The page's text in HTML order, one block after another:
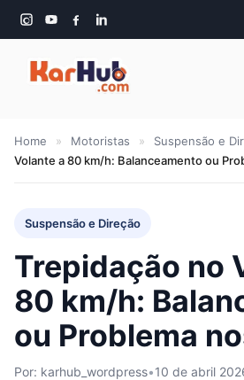
Pular
para
conteúdo
Home » Motoristas » Suspensão e
Volante a 80 km/h: Balanceamento ou
Suspensão e Direção
Trepidação no
80 km/h:
ou Problema
Por: karhub_wordpress•10 de abril